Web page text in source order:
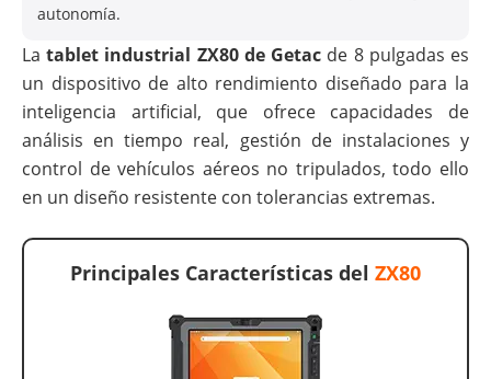
autonomía.
Latablet industrial ZX80 de Getac de 8 pulgadas es
un dispositivo de alto rendimiento diseñado para la
inteligencia artificial, que ofrece capacidades de
análisis en tiempo real, gestión de instalaciones y
control de vehículos aéreos no tripulados, todo ello
en un diseño resistente con tolerancias extremas.
Principales Características del ZX80